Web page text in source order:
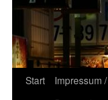
Start
Impressum /